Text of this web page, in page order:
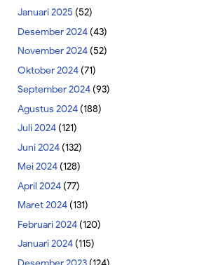
Januari 2025 (52)
Desember 2024(43)
November 2024(52)
Oktober 2024(71)
September 2024(93)
Agustus 2024(188)
Juli 2024(121)
Juni 2024(132)
Mei 2024(128)
April 2024(77)
Maret 2024(131)
Februari 2024(120)
Januari 2024(115)